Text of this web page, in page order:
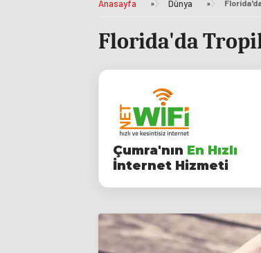
Anasayfa » Dünya »
Florida'da
Çumra'nın En Hızlı
İnternet Hizmeti